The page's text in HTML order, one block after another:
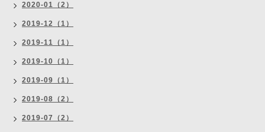
2020-01（2）
2019-12（1）
2019-11（1）
2019-10（1）
2019-09（1）
2019-08（2）
2019-07（2）